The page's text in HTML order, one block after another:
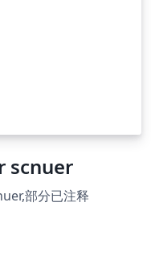
scnuer
for scnuer,部分已注释